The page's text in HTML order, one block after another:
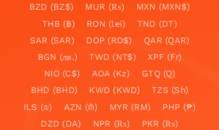
BZD (BZ$)
MUR (₨)
MXN (MXN$)
THB (฿)
RON (lei)
TND (DT)
SAR (SAR)
DOP (RD$)
QAR (QAR)
BGN (лв.)
TWD (NT$)
XPF (Fr)
NIO (C$)
AOA (Kz)
GTQ (Q)
BHD (BHD)
KWD (KWD)
TZS (Sh)
ILS (₪)
AZN (₼) MYR (RM)
PHP (₱)
DZD (DA)
NPR (₨)
PKR (₨)